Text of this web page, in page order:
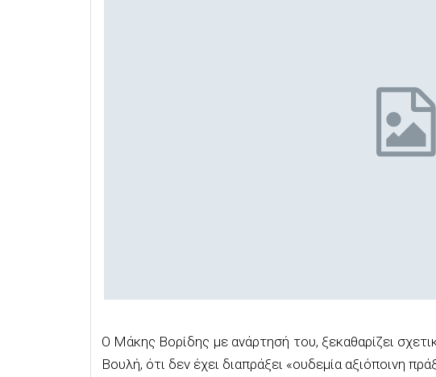
Ο Μάκης Βορίδης με ανάρτησή του, ξεκαθαρίζει
Βουλή, ότι δεν έχει διαπράξει «ουδεμία αξιόποινη